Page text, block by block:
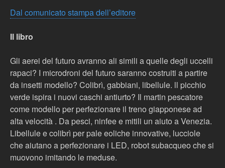
Dal comunicato stampa dell’editore
Il libro
Gli aerei del futuro avranno ali simili a quelle degli uccelli
rapaci? I microdroni del futuro saranno costruiti a partire
da insetti modello? Colibrì, gabbiani, libellule. ll picchio
verde ispira i nuovi caschi antiurto? Il martin pescatore
come modello per perfezionare il treno giapponese ad
alta velocità . Da pesci, ninfee e mitili un aiuto a Venezia.
Libellule e colibrì per pale eoliche innovative, lucciole
che aiutano a perfezionare i LED, robot subacqueo che si
muovono imitando le meduse.